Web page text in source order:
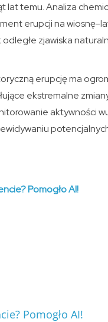
lat temu. Analiza
erupcji na wiosnę-
zjawiska
erupcję ma
ekstremalne
aktywności
Pomogło AI!
Pomogło AI!